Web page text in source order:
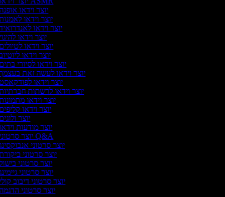
יוצר וידאו
יוצר וידאו
יוצר וידאו
יוצר וידאו
יוצר וידאו
יוצר וידאו
יוצר וידאו לסיורי
יוצר וידאו לעשה זאת
יוצר וידאו
יוצר וידאו לרשתות
יוצר וידאו
יוצר וידאו
יוצר
יוצר מודעות
יוצר סרטוני Q&A
יוצר סרטוני
יוצר סרטוני
יוצר סרטוני
יוצר סרטוני
יוצר סרטוני דיבוב
יוצר סרטוני